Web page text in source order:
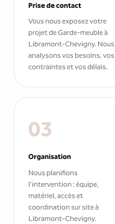
Prise de contact
Vous nous exposez votre
projet de Garde-meuble à
Libramont-Chevigny. Nous
analysons vos besoins, vos
contraintes et vos délais.
03
Organisation
Nous planifions
l'intervention : équipe,
matériel, accès et
coordination sur site à
Libramont-Chevigny.